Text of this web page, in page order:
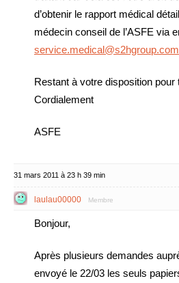
d’obtenir le rapport médical
médecin conseil de l’ASFE via
service.medical@s2hgroup.com
Restant à votre disposition pour
Cordialement
ASFE
31 mars 2011 à 23 h 39 min
laulau00000 Membre
Bonjour,
Après plusieurs demandes
envoyé le 22/03 les seuls